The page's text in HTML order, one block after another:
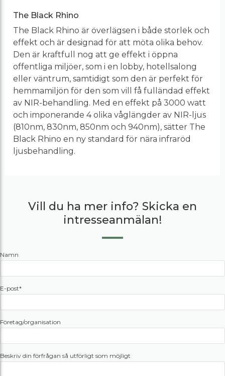
The Black Rhino
The Black Rhino är överlägsen i både storlek och
effekt och är designad för att möta olika behov.
Den är kraftfull nog att ge effekt i öppna
offentliga miljöer, som i en lobby, hotellsalong
eller väntrum, samtidigt som den är perfekt för
hemmamiljön för den som vill få fulländad effekt
av NIR-behandling. Med en effekt på 3000 watt
och imponerande 4 olika våglängder av NIR-ljus
(810nm, 830nm, 850nm och 940nm), sätter The
Black Rhino en ny standard för nära infraröd
ljusbehandling.
Vill du ha mer info? Skicka en
intresseanmälan!
Namn
E-post*
Företag/organisation
Beskriv din förfrågan så utförligt som möjligt